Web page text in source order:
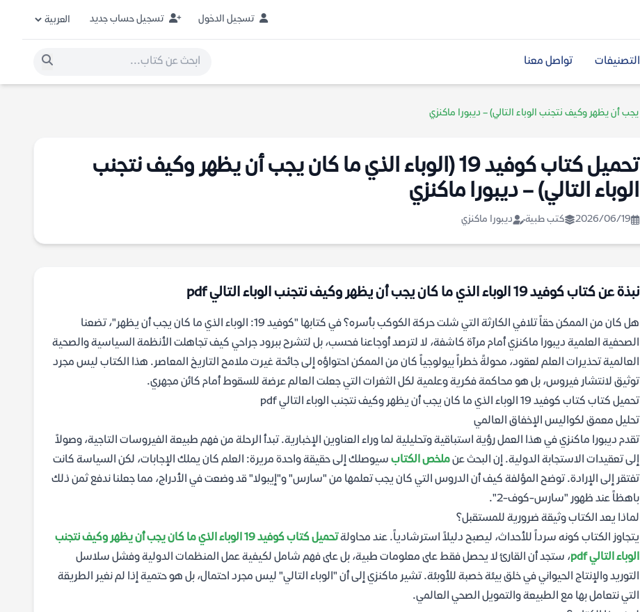
تسجيل الدخول تسجيل حساب جديد
التصنيفات تواصل معنا
تحميل كتاب كوفيد 19 (الوباء الذي ما كان يجب أن يظهر وكيف نتجنب
الوباء التالي) – ديبورا ماكنزي
2026/06/19 كتب طبية ديبورا ماكنزي
نبذة عن كتاب كوفيد 19 الوباء الذي ما كان يجب أن يظهر وكيف نتجنب الوباء التالي pdf
هل كان من الممكن حقاً تلافي الكارثة التي شلت حركة الكوكب بأسره؟ في كتابها "كوفيد 19: الوباء الذي ما كان يجب أن يظهر"، تضعنا
الصحفية العلمية ديبورا ماكنزي أمام مرآة كاشفة، لا لترصد أوجاعنا فحسب، بل لتشرح ببرود جراحي كيف تجاهلت الأنظمة السياسية والصحية
العالمية تحذيرات العلم لعقود، محولةً خطراً بيولوجياً كان من الممكن احتواؤه إلى جائحة غيرت ملامح التاريخ المعاصر. هذا الكتاب ليس مجرد
توثيق لانتشار فيروس، بل هو محاكمة فكرية وعلمية لكل الثغرات التي جعلت العالم عرضة للسقوط أمام كائن مجهري.
تحميل كتاب كتاب كوفيد 19 الوباء الذي ما كان يجب أن يظهر وكيف نتجنب الوباء التالي pdf
تحليل معمق لكواليس الإخفاق العالمي
تقدم ديبورا ماكنزي في هذا العمل رؤية استباقية وتحليلية لما وراء العناوين الإخبارية. تبدأ الرحلة من فهم طبيعة الفيروسات التاجية، وصولاً
إلى تعقيدات الاستجابة الدولية. إن البحث عنملخص الكتاب سيوصلك إلى حقيقة واحدة مريرة: العلم كان يملك الإجابات، لكن السياسة كانت
تفتقر إلى الإرادة. توضح المؤلفة كيف أن الدروس التي كان يجب تعلمها من "سارس" و"إيبولا" قد وضعت في الأدراج، مما جعلنا ندفع ثمن ذلك
باهظاً عند ظهور "سارس-كوف-2".
لماذا يعد الكتاب وثيقة ضرورية للمستقبل؟
يتجاوز الكتاب كونه سرداً للأحداث، ليصبح دليلاً استرشادياً. عند محاولة
تحميل كتاب كوفيد 19 الوباء الذي ما كان يجب أن يظهر وكيف نتجنب
الوباء التالي pdf
، ستجد أن القارئ لا يحصل فقط على معلومات طبية، بل على فهم شامل لكيفية عمل المنظمات الدولية وفشل سلاسل
التوريد والإنتاج الحيواني في خلق بيئة خصبة للأوبئة. تشير ماكنزي إلى أن "الوباء التالي" ليس مجرد احتمال، بل هو حتمية إذا لم نغير الطريقة
التي نتعامل بها مع الطبيعة والتمويل الصحي العالمي.